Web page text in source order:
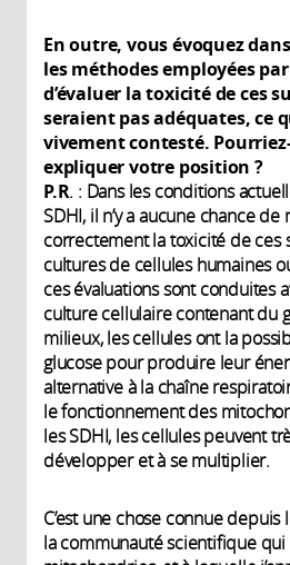
En outre, vous évoquez
les méthodes employées
d’évaluer la toxicité de ces
seraient pas adéquates, ce
vivement contesté.
expliquer votre position ?
P.R. : Dans les conditions
SDHI, il n’y a aucune chance de
correctement la toxicité de ces
cultures de cellules humaines
ces évaluations sont conduites
culture cellulaire contenant du
milieux, les cellules ont la
glucose pour produire leur
alternative à la chaîne
le fonctionnement des
les SDHI, les cellules peuvent
développer et à se multiplier.
C’est une chose connue
la communauté scientifique